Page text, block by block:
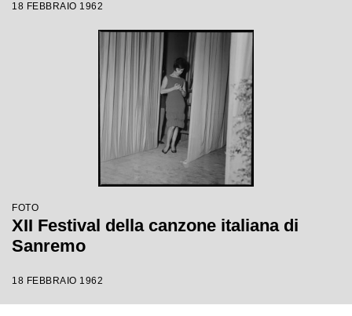
18 FEBBRAIO 1962
FOTO
XII Festival della canzone italiana di
Sanremo
18 FEBBRAIO 1962